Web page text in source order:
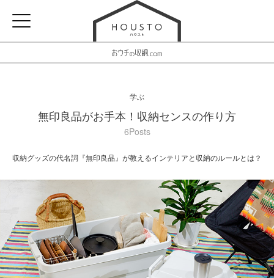
学ぶ
無印良品がお手本！収納センスの作り方
6Posts
収納グッズの代名詞『無印良品』が教えるインテリアと収納のルールとは？